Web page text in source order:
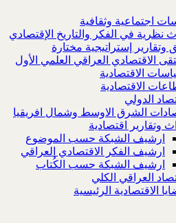
اجتماعية وثقافية
نظرية في الفكر والتاريخ الإقتصادي
وتقارير إستراتيجية مختارة
الاقتصادي العراقي العلمي الأول
الاقتصادية
الاقتصادية
الدولي
الشرق الاوسط وشمال افريقيا
وتقارير اقتصادية
ارشيف الشبكة حسب الموضوع
ارشيف الفكر الاقتصادي العراقي
ارشيف الشبكة حسب الكُتاب
العراقي الكلي
الاقتصادية الرئيسية